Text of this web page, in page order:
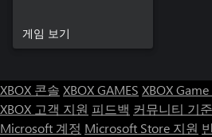
게임 보기
XBOX 콘솔 XBOX GAMES XBOX Game
XBOX 고객 지원 피드백 커뮤니티 기준
Microsoft 계정 Microsoft Store 지원